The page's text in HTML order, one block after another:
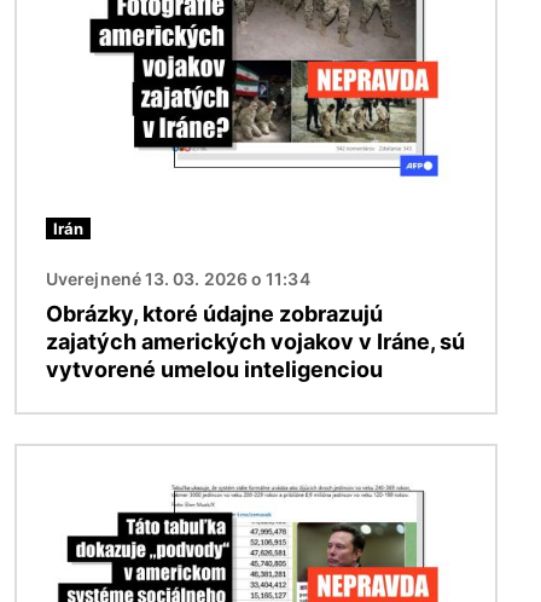
Irán
Uverejnené 13. 03. 2026 o 11:34
Obrázky, ktoré údajne zobrazujú
zajatých amerických vojakov v Iráne, sú
vytvorené umelou inteligenciou